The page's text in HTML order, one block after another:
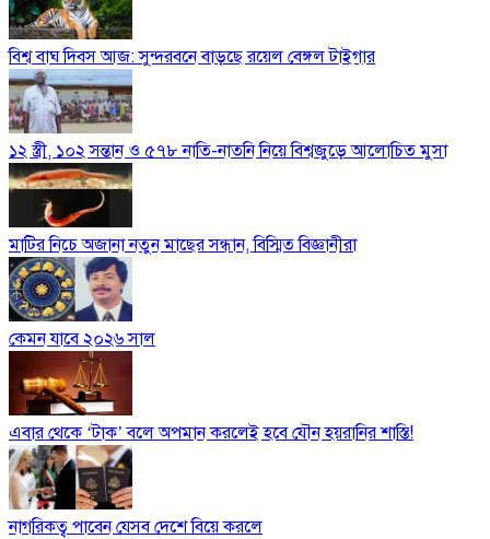
বিশ্ব বাঘ দিবস আজ: সুন্দরবনে বাড়ছে রয়েল বেঙ্গল টাইগার
১২ স্ত্রী, ১০২ সন্তান ও ৫৭৮ নাতি-নাতনি নিয়ে বিশ্বজুড়ে আলোচিত মুসা
মাটির নিচে অজানা নতুন মাছের সন্ধান, বিস্মিত বিজ্ঞানীরা
কেমন যাবে ২০২৬ সাল
এবার থেকে ‘টাক’ বলে অপমান করলেই হবে যৌন হয়রানির শাস্তি!
নাগরিকত্ব পাবেন যেসব দেশে বিয়ে করলে